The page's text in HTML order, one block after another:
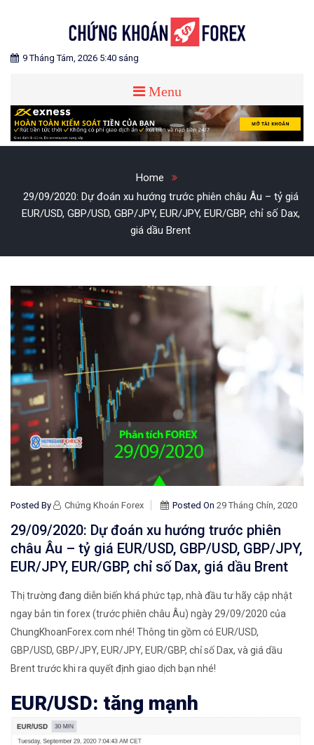
CHỨNG KHOÁN FOREX
Blog chia sẻ về Chứng Khoán và Forex
9 Tháng Tám, 2026 5:40 sáng
Menu
Home
29/09/2020: Dự đoán xu hướng trước phiên châu Âu – tỷ giá
EUR/USD, GBP/USD, GBP/JPY, EUR/JPY, EUR/GBP, chỉ số Dax,
giá dầu Brent
Posted By Chứng Khoán Forex Posted On 29 Tháng Chín, 2020
29/09/2020: Dự đoán xu hướng trước phiên
châu Âu – tỷ giá EUR/USD, GBP/USD, GBP/JPY,
EUR/JPY, EUR/GBP, chỉ số Dax, giá dầu Brent
Thị trường đang diễn biến khá phức tạp, nhà đầu tư hãy cập nhật
ngay bản tin forex (trước phiên châu Âu) ngày 29/09/2020 của
ChungKhoanForex.com nhé! Thông tin gồm có EUR/USD,
GBP/USD, GBP/JPY, EUR/JPY, EUR/GBP, chỉ số Dax, và giá dầu
Brent trước khi ra quyết định giao dịch bạn nhé!
EUR/USD: tăng mạnh